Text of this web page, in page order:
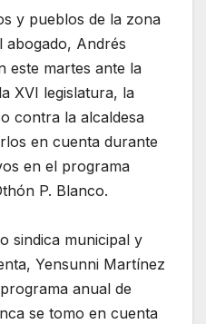
y pueblos de la zona
Andrés
este martes ante la
XVI legislatura, la
contra la alcaldesa
en cuenta durante
en el programa
P. Blanco.
sindica municipal y
Yensunni Martínez
anual de
se tomo en cuenta